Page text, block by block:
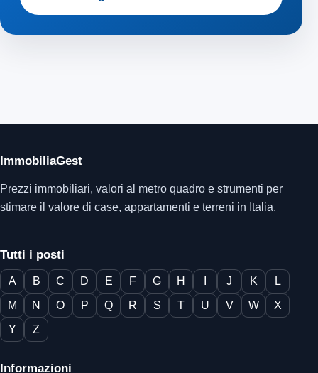
ImmobiliaGest
Prezzi immobiliari, valori al metro quadro e strumenti per
stimare il valore di case, appartamenti e terreni in Italia.
Tutti i posti
A B C D E F G H J K
L
M
N O P Q R S T U V W
X
Y
Z
Informazioni